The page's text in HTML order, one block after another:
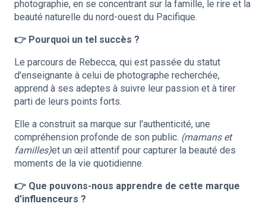
photographie, en se concentrant sur la famille, le rire et la
beauté naturelle du nord-ouest du Pacifique.
👉 Pourquoi un tel succès ?
Le parcours de Rebecca, qui est passée du statut
d'enseignante à celui de photographe recherchée,
apprend à ses adeptes à suivre leur passion et à tirer
parti de leurs points forts.
Elle a construit sa marque sur l'authenticité, une
compréhension profonde de son public. (mamans et
familles)et un œil attentif pour capturer la beauté des
moments de la vie quotidienne.
👉 Que pouvons-nous apprendre de cette marque
d'influenceurs ?